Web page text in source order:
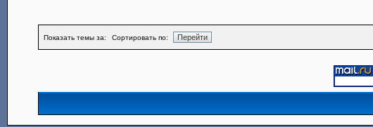
Показать темы за: Сортировать по: